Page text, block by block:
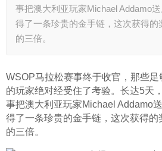
事把澳大利亚玩家Michael Addamo
得了一条珍贵的金手链，这次获得
的三倍。
WSOP马拉松赛事终于收官，那些
的玩家绝对经受住了考验。长达5天
事把澳大利亚玩家Michael Addamo
得了一条珍贵的金手链，这次获得
的三倍。